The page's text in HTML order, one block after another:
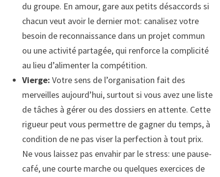
du groupe. En amour, gare aux petits désaccords si
chacun veut avoir le dernier mot: canalisez votre
besoin de reconnaissance dans un projet commun
ou une activité partagée, qui renforce la complicité
au lieu d’alimenter la compétition.
Vierge: Votre sens de l’organisation fait des
merveilles aujourd’hui, surtout si vous avez une liste
de tâches à gérer ou des dossiers en attente. Cette
rigueur peut vous permettre de gagner du temps, à
condition de ne pas viser la perfection à tout prix.
Ne vous laissez pas envahir par le stress: une pause-
café, une courte marche ou quelques exercices de